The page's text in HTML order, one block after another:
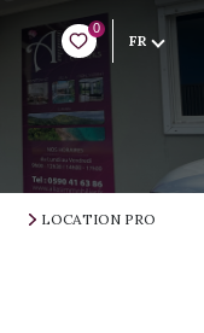
0
FR
LOCATION PRO